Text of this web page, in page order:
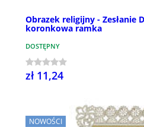
Obrazek religijny - Zesłanie
koronkowa ramka
DOSTĘPNY
zł 11,24
NOWOŚCI